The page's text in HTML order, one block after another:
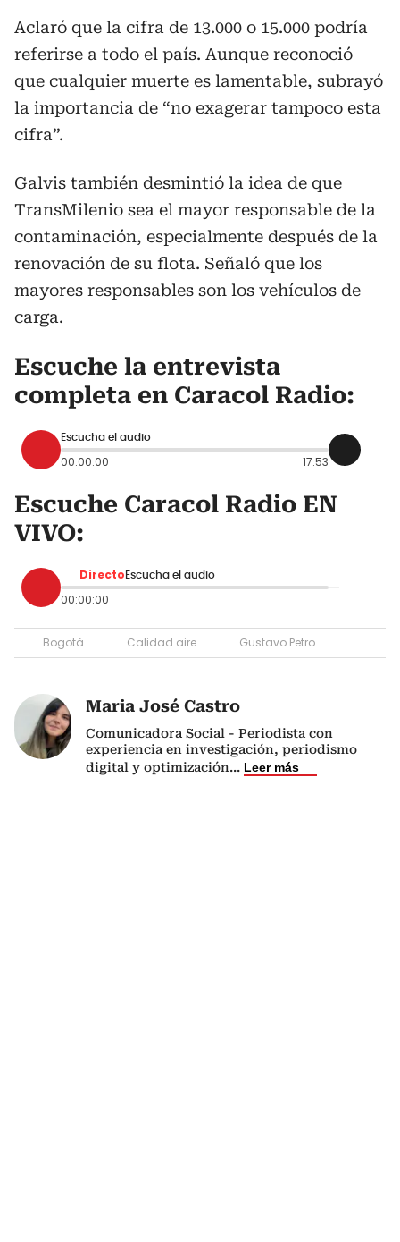
Aclaró que la cifra de 13.000 o 15.000 podría
referirse a todo el país. Aunque reconoció
que cualquier muerte es lamentable, subrayó
la importancia de “no exagerar tampoco esta
cifra”.
Galvis también desmintió la idea de que
TransMilenio sea el mayor responsable de la
contaminación, especialmente después de la
renovación de su flota. Señaló que los
mayores responsables son los vehículos de
carga.
Escuche la entrevista
completa en Caracol Radio:
Escucha el audio
00:00:00 17:53
Escuche Caracol Radio EN
VIVO:
Directo Escucha el audio
00:00:00
Bogotá Calidad aire Gustavo Petro
Maria José Castro
Comunicadora Social - Periodista con
experiencia en investigación, periodismo
digital y optimización... Leer más